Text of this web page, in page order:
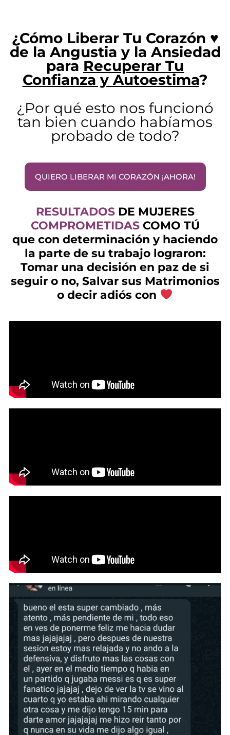
¿Cómo Liberar Tu Corazón ♥️
de la Angustia y la Ansiedad
para Recuperar Tu
Confianza y Autoestima?
¿Por qué esto nos funcionó
tan bien cuando habíamos
probado de todo?
QUIERO LIBERAR MI CORAZÓN ¡AHORA!
RESULTADOS DE MUJERES
COMPROMETIDASCOMO TÚ
que con determinación y haciendo
la parte de su trabajo lograron:
Tomar una decisión en paz de si
seguir o no, Salvar sus Matrimonios
o decir adiós con